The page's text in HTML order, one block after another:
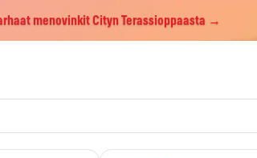
menovinkit Cityn Terassioppaasta →